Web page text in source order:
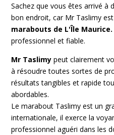
Sachez que vous êtes arrivé à
bon endroit, car Mr Taslimy
marabouts de L'Île Maurice.
professionnel et fiable.
Mr Taslimy peut clairement
à résoudre toutes sortes de
résultats tangibles et rapide
abordables.
Le marabout Taslimy est un
internationale, il exerce la
professionnel aguéri dans les